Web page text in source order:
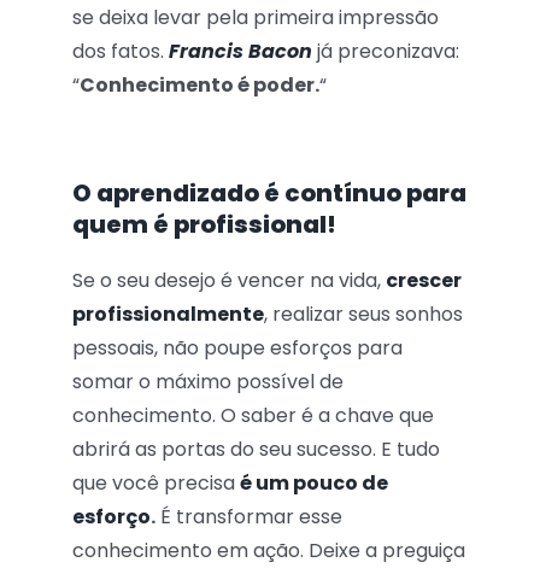
se deixa levar pela primeira impressão
dos fatos. Francis Bacon já preconizava:
“Conhecimento é poder.“
O aprendizado é contínuopara
quem é profissional!
Se o seu desejo é vencer na vida, crescer
profissionalmente, realizar seus sonhos
pessoais, não poupe esforços para
somar o máximo possível de
conhecimento. O saber é a chave que
abrirá as portas do seu sucesso. E tudo
que você precisaé um pouco de
esforço.É transformar esse
conhecimento em ação. Deixe a preguiça